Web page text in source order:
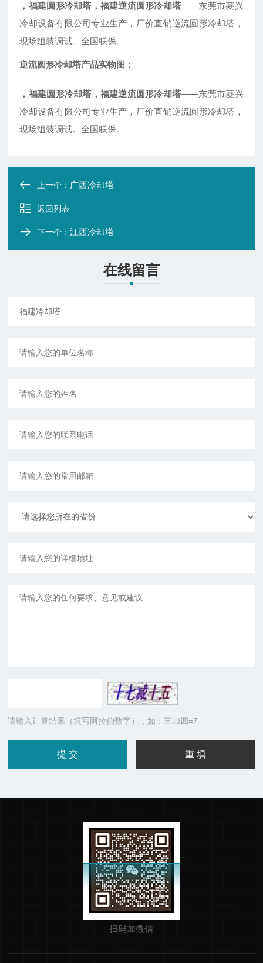
，福建圆形冷却塔，福建逆流圆形冷却塔——东莞市菱兴
冷却设备有限公司专业生产，厂价直销逆流圆形冷却塔，
现场组装调试。全国联保。
逆流圆形冷却塔产品实物图 ：
，福建圆形冷却塔，福建逆流圆形冷却塔——东莞市菱兴
冷却设备有限公司专业生产，厂价直销逆流圆形冷却塔，
现场组装调试。全国联保。
上一个： 广西冷却塔
返回列表
下一个：江西冷却塔
在线留言
请输入计算结果（填写阿拉伯数字），如：三加四=7
扫码加微信